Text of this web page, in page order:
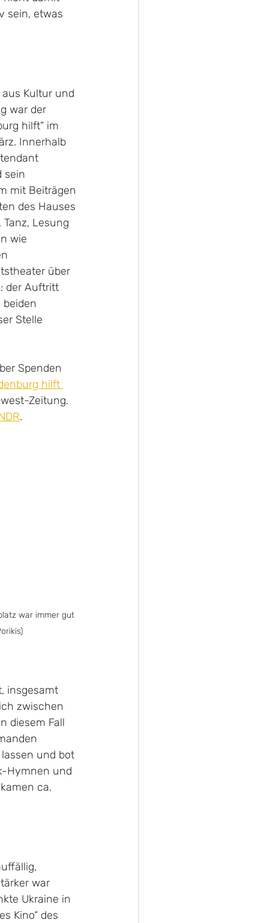
sein, etwas
Kultur und
war der
hilft“ im
Innerhalb
sein
mit Beiträgen
des Hauses
Lesung
wie
über
der Auftritt
Stelle
Spenden
hilft
Zeitung.
.
war immer gut
insgesamt
zwischen
diesem Fall
und bot
Hymnen und
ca.
war
Ukraine in
Kino“ des